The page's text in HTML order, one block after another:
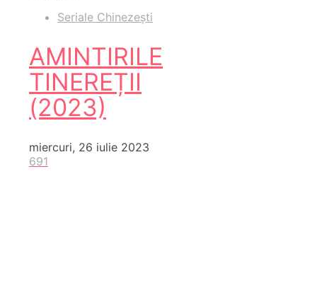
Seriale Chinezești
AMINTIRILE
TINEREȚII
(2023)
miercuri, 26 iulie 2023
691